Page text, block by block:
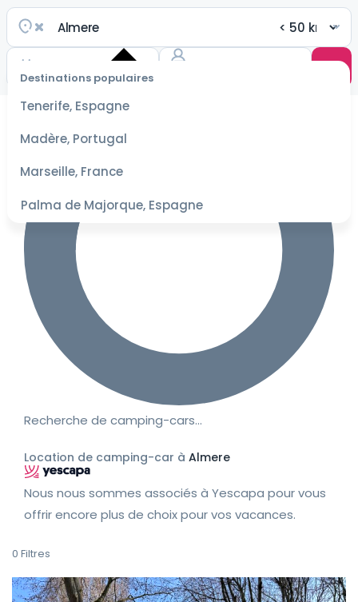
Destinations populaires
Tenerife, Espagne
Madère, Portugal
Marseille, France
Palma de Majorque, Espagne
Choisir
les
pour les
tarifs
Recherche de camping-cars…
Location de camping-car à Almere
Nous nous sommes associés à Yescapa pour vous
offrir encore plus de choix pour vos vacances.
0 Filtres